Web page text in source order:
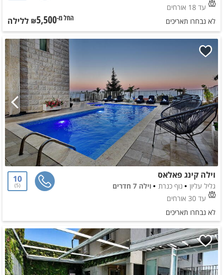
עד 18 אורחים
לא נבחרו תאריכים החל מ-₪5,500 ללילה
וילה קינג פאלאס
גליל עליון נוף כנרת
וילה 7 חדרים
עד 30 אורחים
10
5
לא נבחרו תאריכים